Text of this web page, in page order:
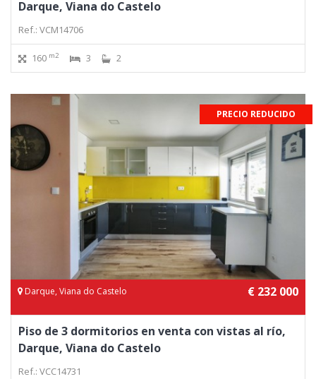
Darque, Viana do Castelo
Ref.: VCM14706
160 m2 3 2
PRECIO REDUCIDO
Darque, Viana do Castelo € 232 000
Piso de 3 dormitorios en venta con vistas al río,
Darque, Viana do Castelo
Ref.: VCC14731